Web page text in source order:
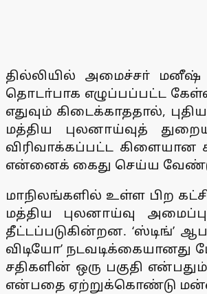
தில்லியில் அமைச்சா் மனீஷ்
தொடா்பாக எழுப்பப்பட்ட
எதுவும் கிடைக்காததால்,
மத்திய புலனாய்வுத்
விரிவாக்கப்பட்ட கிளையான
என்னைக் கைது செய்ய
மாநிலங்களில் உள்ள பிற
மத்திய புலனாய்வு
தீட்டப்படுகின்றன. ‘ஸ்டிங்’
விடியோ’
சதிகளின் ஒரு பகுதி
என்பதை ஏற்றுக்கொண்டு